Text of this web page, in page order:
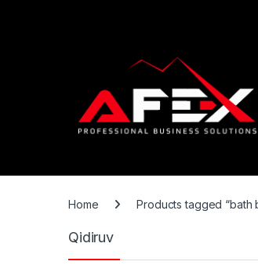
Home Products tagged “bath
Qidiruv